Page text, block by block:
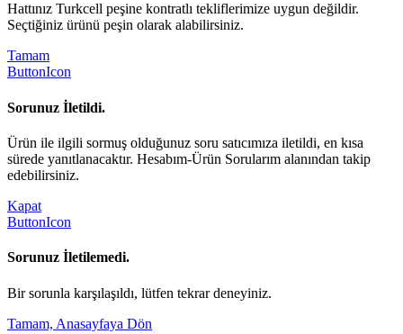
Hattınız Turkcell peşine kontratlı tekliflerimize uygun değildir.
Seçtiğiniz ürünü peşin olarak alabilirsiniz.
Tamam
ButtonIcon
Sorunuz İletildi.
Ürün ile ilgili sormuş olduğunuz soru satıcımıza iletildi, en kısa
sürede yanıtlanacaktır. Hesabım-Ürün Sorularım alanından takip
edebilirsiniz.
Kapat
ButtonIcon
Sorunuz İletilemedi.
Bir sorunla karşılaşıldı, lütfen tekrar deneyiniz.
Tamam, Anasayfaya Dön